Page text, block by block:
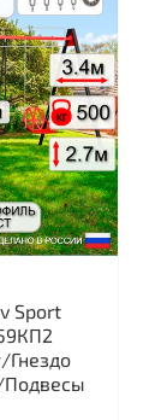
Sport